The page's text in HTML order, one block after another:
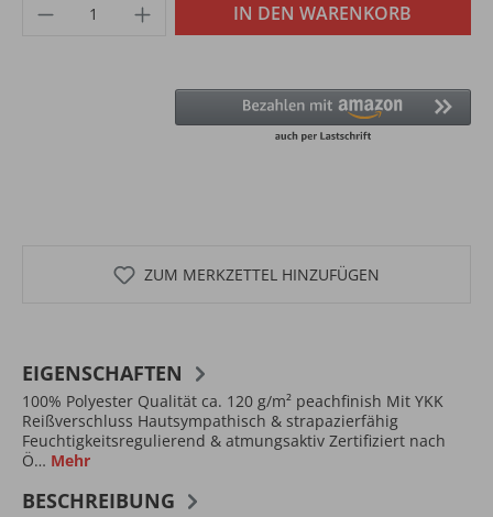
IN DEN WARENKORB
ZUM MERKZETTEL HINZUFÜGEN
EIGENSCHAFTEN
100% Polyester Qualität ca. 120 g/m² peachfinish Mit YKK
Reißverschluss Hautsympathisch & strapazierfähig
Feuchtigkeitsregulierend & atmungsaktiv Zertifiziert nach
Ö… Mehr
BESCHREIBUNG